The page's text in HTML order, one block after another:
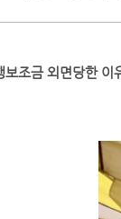
보조금 외면당한